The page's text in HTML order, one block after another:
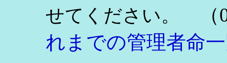
せてください。
（
れまでの管理者命